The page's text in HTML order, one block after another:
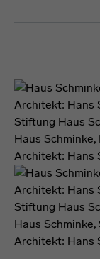
Stiftung Haus
Haus
Architekt: Hans
Stiftung Haus
Haus
Architekt: Hans